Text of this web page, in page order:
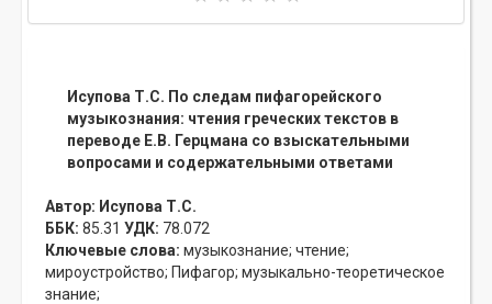
Исупова Т.С. По следам пифагорейского
музыкознания: чтения греческих текстов в
переводе Е.В. Герцмана со взыскательными
вопросами и содержательными ответами
Автор: Исупова Т.С.
ББК: 85.31 УДК: 78.072
Ключевые слова: музыкознание; чтение;
мироустройство; Пифагор; музыкально-теоретическое
знание;